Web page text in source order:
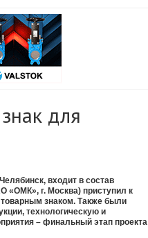
для
входит в состав
«ОМК», г. Москва) приступил к
знаком. Также были
технологическую и
– финальный этап проекта